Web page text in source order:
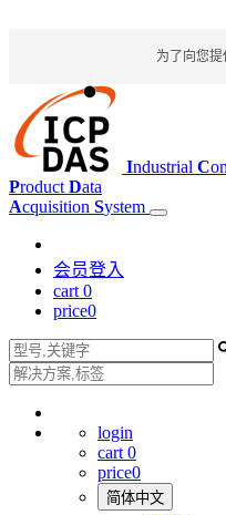
为了向您
Industrial C
Product Data
Acquisition System
会员登入
cart 0
price0
login
cart 0
price0
简体中文